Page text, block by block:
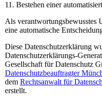
11. Bestehen einer
Als verantwortungsbewusstes
eine automatische
Diese Datenschutzerklärung
Datenschutzerklärungs-
Gesellschaft für Datenschutz
Datenschutzbeauftragter
dem Rechtsanwalt für
erstellt.